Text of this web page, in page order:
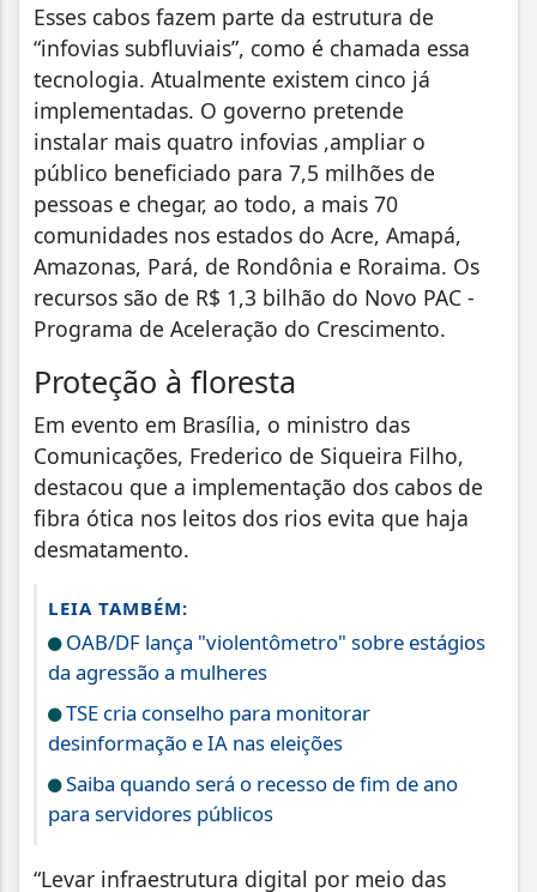
Esses cabos fazem parte da estrutura de
“infovias subfluviais”, como é chamada essa
tecnologia. Atualmente existem cinco já
implementadas. O governo pretende
instalar mais quatro infovias ,ampliar o
público beneficiado para 7,5 milhões de
pessoas e chegar, ao todo, a mais 70
comunidades nos estados do Acre, Amapá,
Amazonas, Pará, de Rondônia e Roraima. Os
recursos são de R$ 1,3 bilhão do Novo PAC -
Programa de Aceleração do Crescimento.
Proteção à floresta
Em evento em Brasília, o ministro das
Comunicações, Frederico de Siqueira Filho,
destacou que a implementação dos cabos de
fibra ótica nos leitos dos rios evita que haja
desmatamento.
LEIA TAMBÉM:
OAB/DF lança "violentômetro" sobre estágios
da agressão a mulheres
TSE cria conselho para monitorar
desinformação e IA nas eleições
Saiba quando será o recesso de fim de ano
para servidores públicos
“Levar infraestrutura digital por meio das